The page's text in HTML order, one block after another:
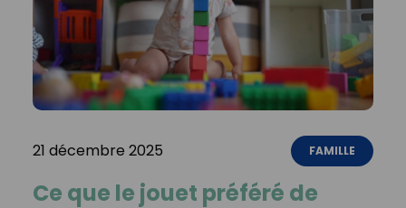
21 décembre 2025 FAMILLE
Ce que le jouet préféré de